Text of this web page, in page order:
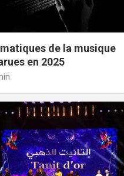
de la musique
en 2025